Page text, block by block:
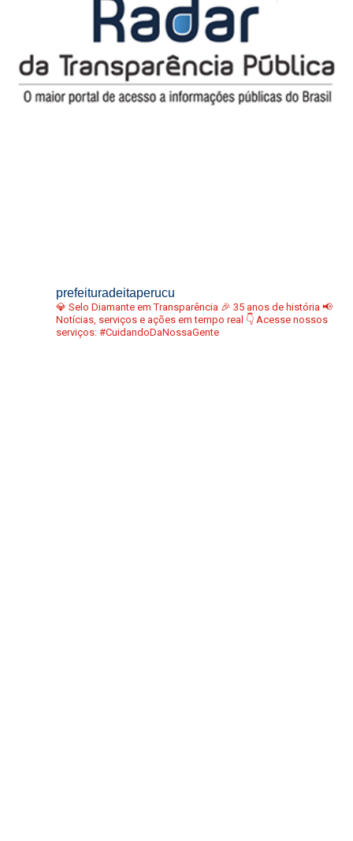
prefeituradeitaperucu
💎 Selo Diamante em Transparência 🎉 35 anos de história 📢
Notícias, serviços e ações em tempo real 👇 Acesse nossos
serviços: #CuidandoDaNossaGente